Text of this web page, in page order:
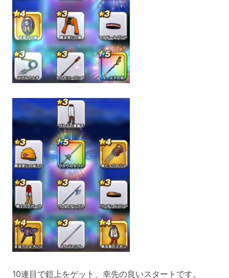
10連目で鎧上をゲット、幸先の良いスタートです。